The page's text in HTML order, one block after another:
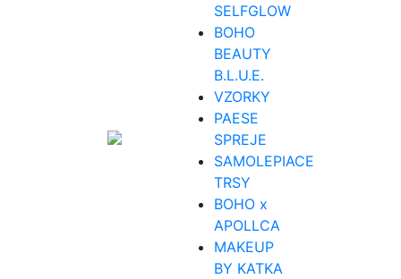
SELFGLOW
BOHO
BEAUTY
B.L.U.E.
VZORKY
PAESE
SPREJE
SAMOLEPIACE
TRSY
BOHO x
APOLLCA
MAKEUP
BY KATKA